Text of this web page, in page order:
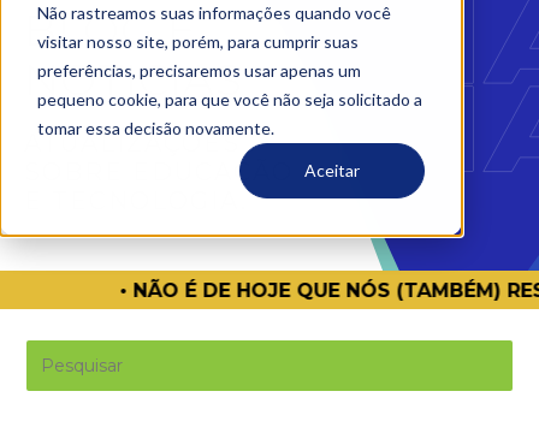
Não rastreamos suas informações quando você
visitar nosso site, porém, para cumprir suas
preferências, precisaremos usar apenas um
pequeno cookie, para que você não seja solicitado a
tomar essa decisão novamente.
Aceitar
BLOG E
NOTICIAS
ATUALIZAÇÕES
SOBRE EDUCAÇÃO
HOJE QUE NÓS (TAMBÉM) RESPIRAMOS SAÚDE